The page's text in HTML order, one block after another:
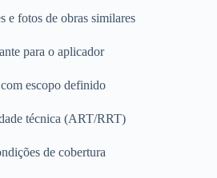
e fotos de obras similares
para o aplicador
escopo definido
técnica (ART/RRT)
de cobertura